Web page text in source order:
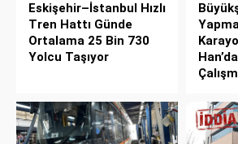
Eskişehir–İstanbul Hızlı
Tren Hattı Günde
Ortalama 25 Bin 730
Yolcu Taşıyor